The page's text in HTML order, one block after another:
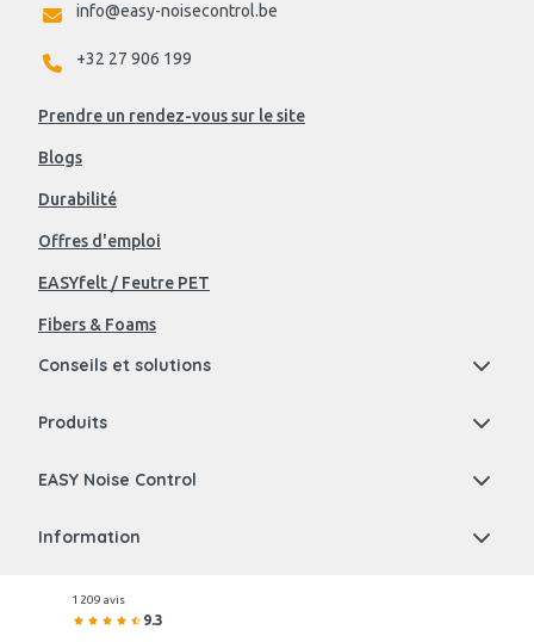
info@easy-noisecontrol.be
+32 27 906 199
Prendre un rendez-vous sur le site
Blogs
Durabilité
Offres d'emploi
EASYfelt / Feutre PET
Fibers & Foams
Conseils et solutions
Produits
EASY Noise Control
Information
1 209 avis
9.3